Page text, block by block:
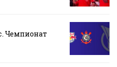
Чемпионат